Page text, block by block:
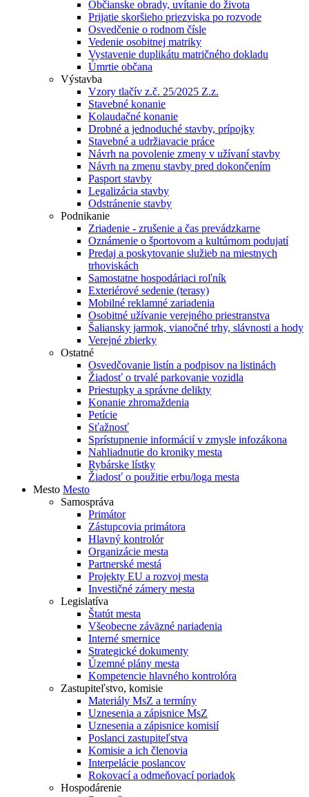
Občianske obrady, uvítanie do života
Prijatie skoršieho priezviska po rozvode
Osvedčenie o rodnom čísle
Vedenie osobitnej matriky
Vystavenie duplikátu matričného dokladu
Úmrtie občana
Výstavba
Vzory tlačív z.č. 25/2025 Z.z.
Stavebné konanie
Kolaudačné konanie
Drobné a jednoduché stavby, prípojky
Stavebné a udržiavacie práce
Návrh na povolenie zmeny v užívaní stavby
Návrh na zmenu stavby pred dokončením
Pasport stavby
Legalizácia stavby
Odstránenie stavby
Podnikanie
Zriadenie - zrušenie a čas prevádzkarne
Oznámenie o športovom a kultúrnom podujatí
Predaj a poskytovanie služieb na miestnych
trhoviskách
Samostatne hospodáriaci roľník
Exteriérové sedenie (terasy)
Mobilné reklamné zariadenia
Osobitné užívanie verejného priestranstva
Šaliansky jarmok, vianočné trhy, slávnosti a hody
Verejné zbierky
Ostatné
Osvedčovanie listín a podpisov na listinách
Žiadosť o trvalé parkovanie vozidla
Priestupky a správne delikty
Konanie zhromaždenia
Petície
Sťažnosť
Sprístupnenie informácií v zmysle infozákona
Nahliadnutie do kroniky mesta
Rybárske lístky
Žiadosť o použitie erbu/loga mesta
Mesto Mesto
Samospráva
Primátor
Zástupcovia primátora
Hlavný kontrolór
Organizácie mesta
Partnerské mestá
Projekty EU a rozvoj mesta
Investičné zámery mesta
Legislatíva
Štatút mesta
Všeobecne záväzné nariadenia
Interné smernice
Strategické dokumenty
Územné plány mesta
Kompetencie hlavného kontrolóra
Zastupiteľstvo, komisie
Materiály MsZ a termíny
Uznesenia a zápisnice MsZ
Uznesenia a zápisnice komisií
Poslanci zastupiteľstva
Komisie a ich členovia
Interpelácie poslancov
Rokovací a odmeňovací poriadok
Hospodárenie